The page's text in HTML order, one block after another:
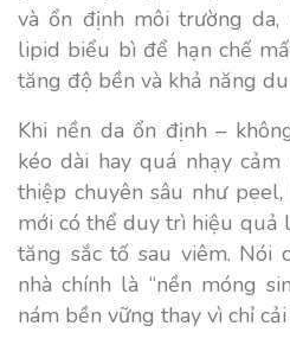
và ổn định môi trường
lipid biểu bì để hạn chế
tăng độ bền và khả năng
Khi nền da ổn định –
kéo dài hay quá nhạy cảm
thiệp chuyên sâu như
mới có thể duy trì hiệu quả
tăng sắc tố sau viêm. Nói
nhà chính là “nền móng
nám bền vững thay vì chỉ